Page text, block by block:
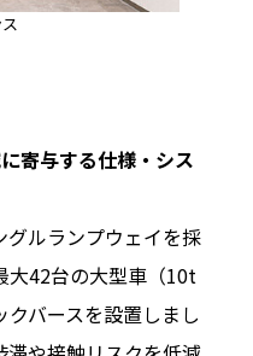
寄与する仕様・シス
ルランプウェイを採
大42台の大型車（10t
バースを設置しまし